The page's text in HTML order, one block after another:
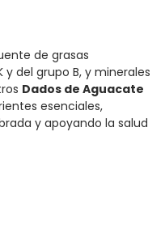
de grasas
y del grupo B, y minerales
Dados de Aguacate
esenciales,
y apoyando la salud